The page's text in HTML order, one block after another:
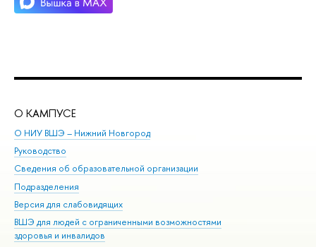
О КАМПУСЕ
О НИУ ВШЭ – Нижний Новгород
Руководство
Сведения об образовательной организации
Подразделения
Версия для слабовидящих
ВШЭ для людей с ограниченными возможностями
здоровья и инвалидов